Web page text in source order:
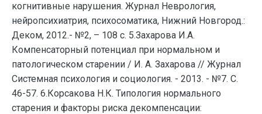
когнитивные нарушения. Журнал Неврология,
нейропсихиатрия, психосоматика, Нижний Новгород.:
Деком, 2012.- №2, – 108 с. 5.Захарова И.А.
Компенсаторный потенциал при нормальном и
патологическом старении / И. А. Захарова // Журнал
Системная психология и социология. - 2013. - №7. С.
46-57. 6.Корсакова Н.К. Типология нормального
старения и факторы риска декомпенсации: